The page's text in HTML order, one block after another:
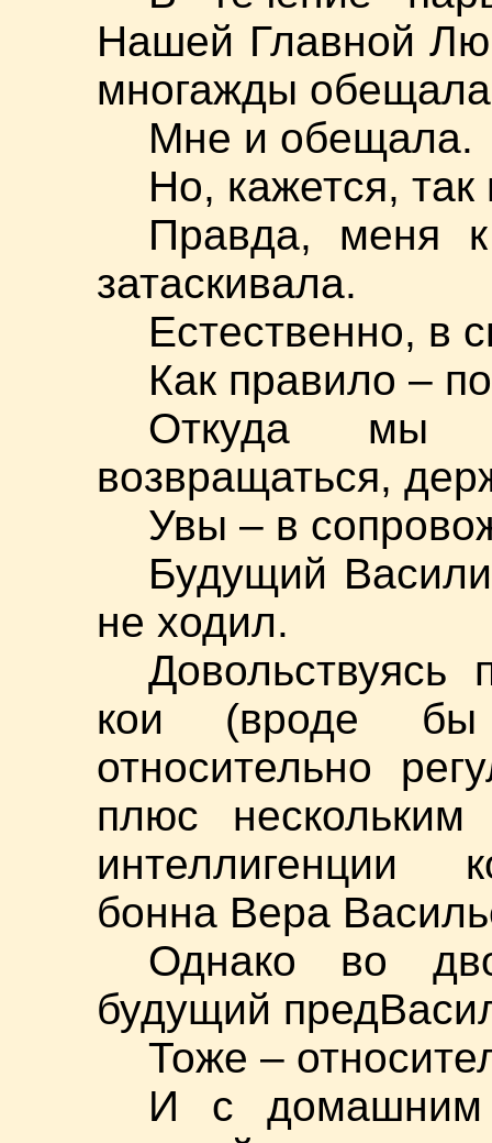
Нашей Главной
многажды обещала
Мне и обещала.
Но, кажется,
Правда, меня
затаскивала.
Естественно, в
Как правило –
Откуда мы
возвращаться,
Увы – в
Будущий
не ходил.
Довольствуясь
кои (вроде
относительно
плюс нескольким
интеллигенции
бонна Вера
Однако во
будущий
Тоже –
И с домашним